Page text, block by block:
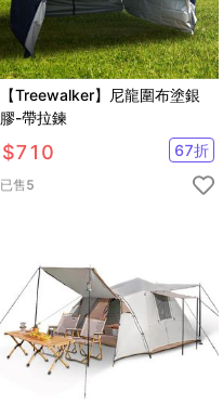
【Treewalker】尼龍圍布塗銀
膠-帶拉鍊
$710 67折
已售5